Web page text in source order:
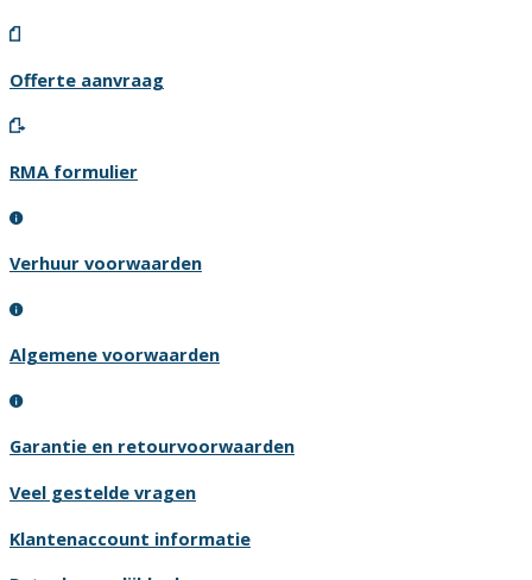
Offerte aanvraag
RMA formulier
Verhuur voorwaarden
Algemene voorwaarden
Garantie en retourvoorwaarden
Veel gestelde vragen
Klantenaccount informatie